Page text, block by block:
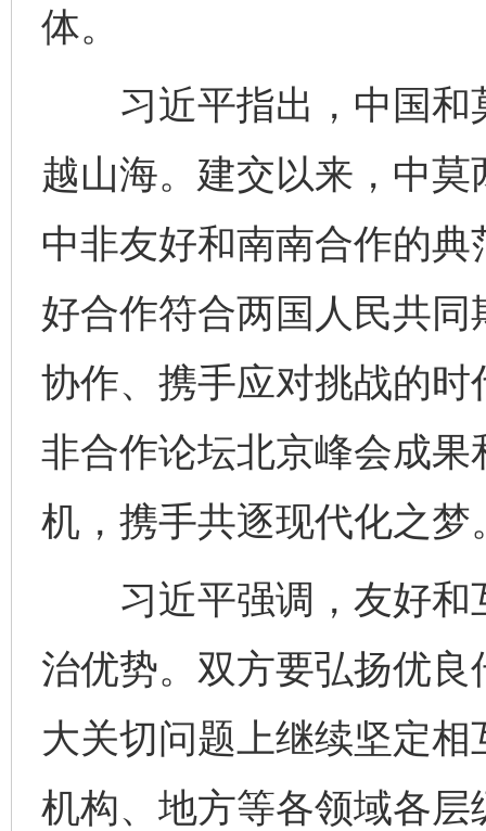
体。
习近平指出，中国和
越山海。建交以来，中
中非友好和南南合作的
好合作符合两国人民共
协作、携手应对挑战的
非合作论坛北京峰会成果
机，携手共逐现代化之梦
习近平强调，友好和
治优势。双方要弘扬优
大关切问题上继续坚定
机构、地方等各领域各